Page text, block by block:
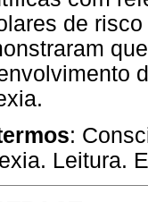
de
:
Leitura.